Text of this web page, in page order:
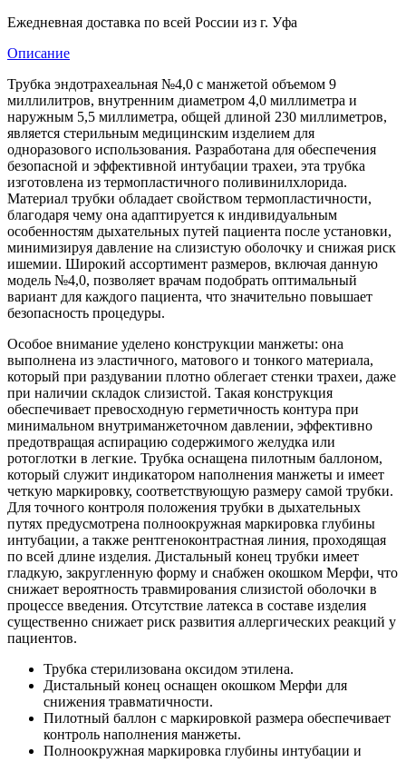
Ежедневная доставка по всей России из г. Уфа
Описание
Трубка эндотрахеальная №4,0 с манжетой объемом 9
миллилитров, внутренним диаметром 4,0 миллиметра и
наружным 5,5 миллиметра, общей длиной 230 миллиметров,
является стерильным медицинским изделием для
одноразового использования. Разработана для обеспечения
безопасной и эффективной интубации трахеи, эта трубка
изготовлена из термопластичного поливинилхлорида.
Материал трубки обладает свойством термопластичности,
благодаря чему она адаптируется к индивидуальным
особенностям дыхательных путей пациента после установки,
минимизируя давление на слизистую оболочку и снижая риск
ишемии. Широкий ассортимент размеров, включая данную
модель №4,0, позволяет врачам подобрать оптимальный
вариант для каждого пациента, что значительно повышает
безопасность процедуры.
Особое внимание уделено конструкции манжеты: она
выполнена из эластичного, матового и тонкого материала,
который при раздувании плотно облегает стенки трахеи, даже
при наличии складок слизистой. Такая конструкция
обеспечивает превосходную герметичность контура при
минимальном внутриманжеточном давлении, эффективно
предотвращая аспирацию содержимого желудка или
ротоглотки в легкие. Трубка оснащена пилотным баллоном,
который служит индикатором наполнения манжеты и имеет
четкую маркировку, соответствующую размеру самой трубки.
Для точного контроля положения трубки в дыхательных
путях предусмотрена полноокружная маркировка глубины
интубации, а также рентгеноконтрастная линия, проходящая
по всей длине изделия. Дистальный конец трубки имеет
гладкую, закругленную форму и снабжен окошком Мерфи, что
снижает вероятность травмирования слизистой оболочки в
процессе введения. Отсутствие латекса в составе изделия
существенно снижает риск развития аллергических реакций у
пациентов.
Трубка стерилизована оксидом этилена.
Дистальный конец оснащен окошком Мерфи для
снижения травматичности.
Пилотный баллон с маркировкой размера обеспечивает
контроль наполнения манжеты.
Полноокружная маркировка глубины интубации и